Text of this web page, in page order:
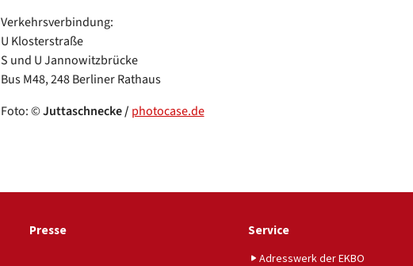
Verkehrsverbindung:
U Klosterstraße
S und U Jannowitzbrücke
Bus M48, 248 Berliner Rathaus
Foto: ©Juttaschnecke / photocase.de
Presse Service
Adresswerk der EKBO